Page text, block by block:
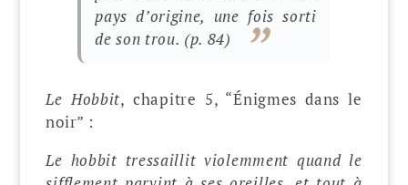
pays d’origine, une fois sorti
de son trou. (p. 84)
Le Hobbit, chapitre 5, “Énigmes dans le
noir” :
Le hobbit tressaillit violemment quand le